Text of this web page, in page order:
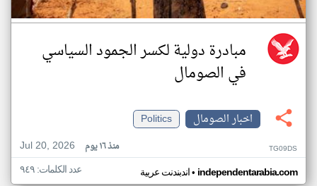
مبادرة دولية لكسر الجمود السياسي
في الصومال
اخبار الصومال
Politics
Jul 20, 2026
منذ ١٦ يوم TG09DS
اندبندنت عربية• independentarabia.com عدد الكلمات: ٩٤٩